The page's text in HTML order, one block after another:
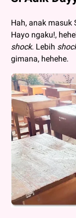
Hah, anak masuk
Hayo ngaku!,
shock. Lebih
gimana, hehehe.